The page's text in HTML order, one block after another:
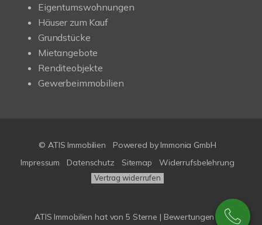
Eigentumswohnungen
Häuser zum Kauf
Grundstücke
Mietangebote
Renditeobjekte
Gewerbeimmobilien
© ATIS Immobilien Powered by Immonia GmbH
Impressum
Datenschutz Sitemap Widerrufsbelehrung
Vertrag widerrufen
ATIS Immobilien hat von5 Sterne | Bewertungen bei